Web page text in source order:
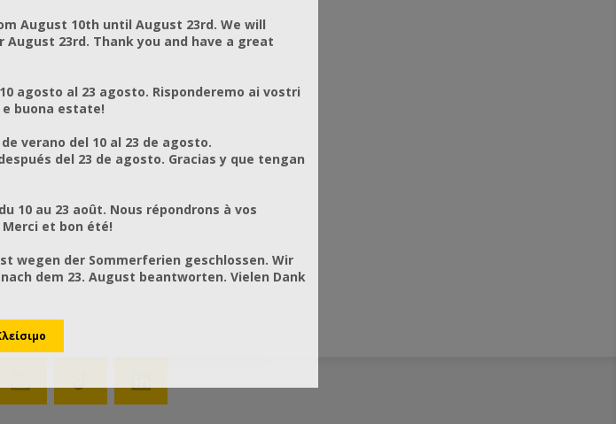
August 10th until August 23rd. We will
23rd. Thank you and have a great
agosto al 23 agosto. Risponderemo ai vostri
buona estate!
verano del 10 al 23 de agosto.
del 23 de agosto. Gracias y que tengan
10 au 23 août. Nous répondrons à vos
et bon été!
wegen der Sommerferien geschlossen. Wir
dem 23. August beantworten. Vielen Dank